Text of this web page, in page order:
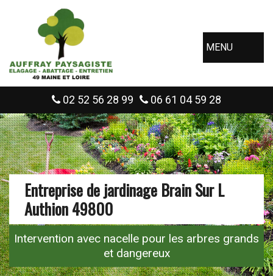
MENU
02 52 56 28 99 06 61 04 59 28
Entreprise de jardinage Brain Sur L
Authion 49800
Intervention avec nacelle pour les arbres grands
et dangereux